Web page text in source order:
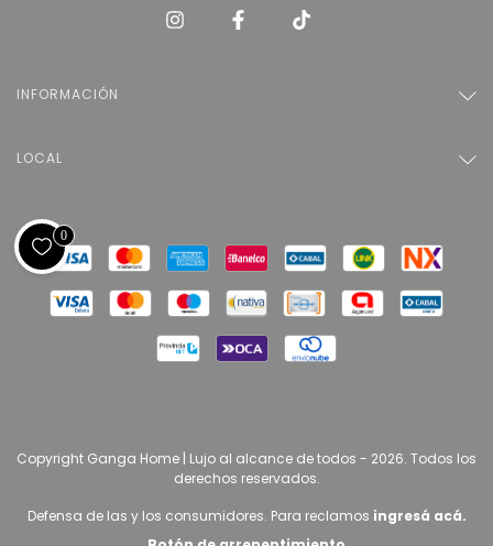
INFORMACIÓN
LOCAL
Copyright Ganga Home | Lujo al alcance de todos - 2026. Todos los
derechos reservados.
Defensa de las y los consumidores. Para reclamos ingresá acá.
0